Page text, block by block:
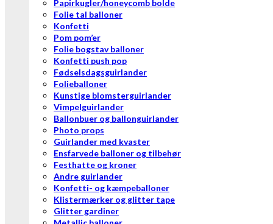
Papirkugler/honeycomb bolde
Folie tal balloner
Konfetti
Pom pom’er
Folie bogstav balloner
Konfetti push pop
Fødselsdagsguirlander
Folieballoner
Kunstige blomsterguirlander
Vimpelguirlander
Ballonbuer og ballonguirlander
Photo props
Guirlander med kvaster
Ensfarvede balloner og tilbehør
Festhatte og kroner
Andre guirlander
Konfetti- og kæmpeballoner
Klistermærker og glitter tape
Glitter gardiner